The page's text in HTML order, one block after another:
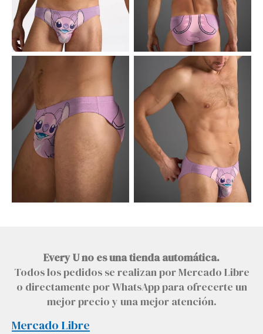
Every U no es una tienda automática.
Todos los pedidos se realizan por Mercado Libre
o directamente por WhatsApp para ofrecerte un
mejor precio y una mejor atención.
Mercado Libre